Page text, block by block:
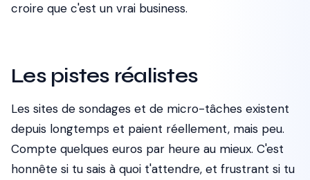
croire que c'est un vrai business.
Les pistes réalistes
Les sites de sondages et de micro-tâches existent
depuis longtemps et paient réellement, mais peu.
Compte quelques euros par heure au mieux. C'est
honnête si tu sais à quoi t'attendre, et frustrant si tu